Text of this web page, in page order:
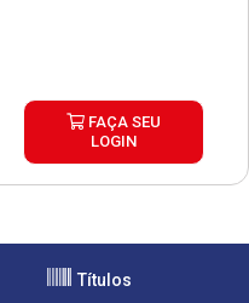
FAÇA SEU
LOGIN
Títulos